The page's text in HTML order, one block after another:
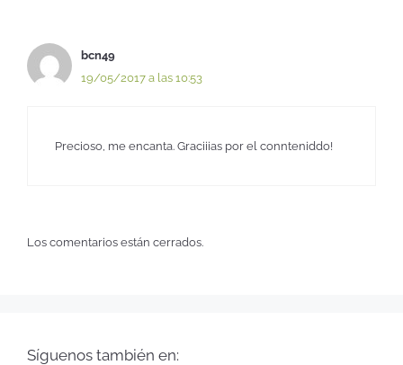
bcn49
19/05/2017 a las 10:53
Precioso, me encanta. Graciiias por el connteniddo!
Los comentarios están cerrados.
Síguenos también en: